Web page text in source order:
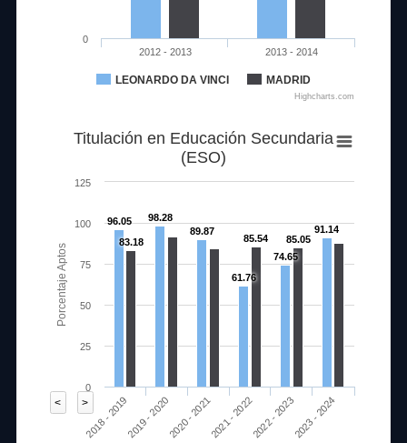
LEONARDO DA VINCI MADRID
2012 - 2013 2013 - 2014
0
Highcharts.com
< >
Porcentaje Aptos
Titulación en Educación Secundaria
(ESO)
96.05
98.28
89.87
61.76
74.65
91.14
83.18 85.54 85.05
2018 - 20192019 - 20202020 - 20212021 - 20222022 - 20232023 - 2024
0
25
50
75
100
125